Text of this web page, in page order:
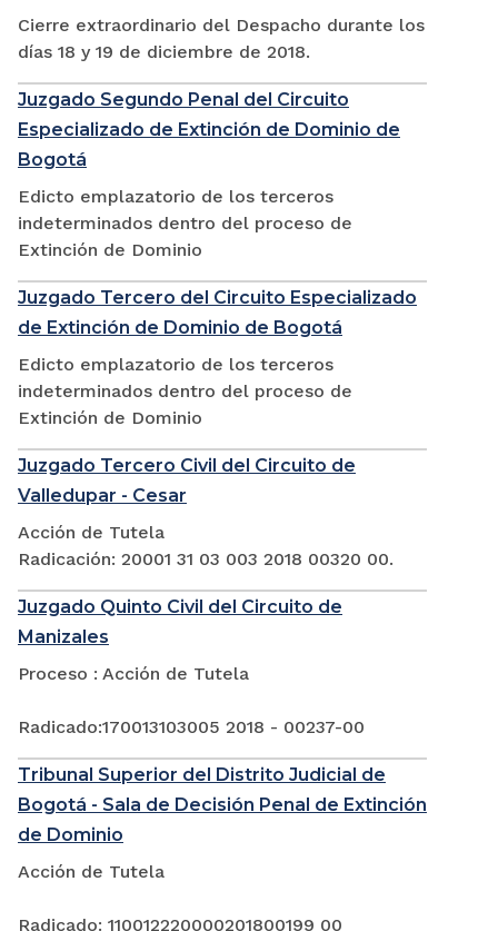
Cierre extraordinario del Despacho durante los
días 18 y 19 de diciembre de 2018.
Juzgado Segundo Penal del Circuito
Especializado de Extinción de Dominio de
Bogotá
Edicto emplazatorio de los terceros
indeterminados dentro del proceso de
Extinción de Dominio
Juzgado Tercero del Circuito Especializado
de Extinción de Dominio de Bogotá
Edicto emplazatorio de los terceros
indeterminados dentro del proceso de
Extinción de Dominio
Juzgado Tercero Civil del Circuito de
Valledupar - Cesar
Acción de Tutela
Radicación: 20001 31 03 003 2018 00320 00.
Juzgado Quinto Civil del Circuito de
Manizales
Proceso : Acción de Tutela
Radicado:170013103005 2018 - 00237-00
Tribunal Superior del Distrito Judicial de
Bogotá - Sala de Decisión Penal de Extinción
de Dominio
Acción de Tutela
Radicado: 110012220000201800199 00